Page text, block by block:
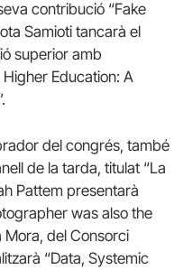
contribució “Fake
Samioti tancarà el
superior amb
Education: A
del congrés, també
de la tarda, titulat “La
Pattem presentarà
was also the
Mora, del Consorci
“Data, Systemic